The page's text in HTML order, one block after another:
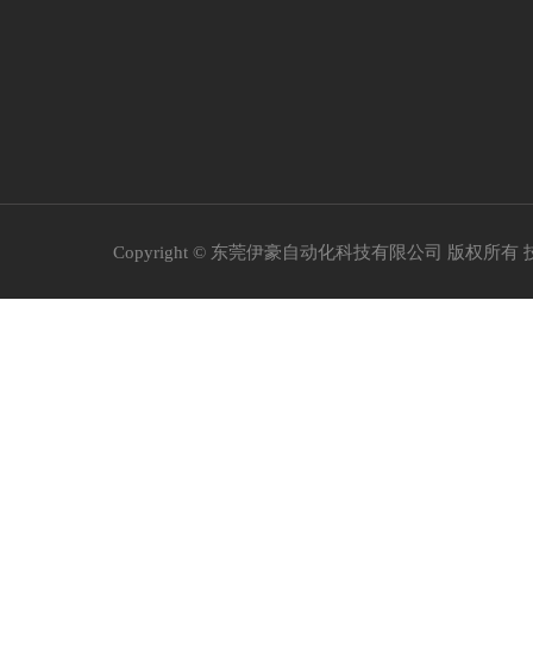
Copyright © 东莞伊豪自动化科技有限公司 版权所有